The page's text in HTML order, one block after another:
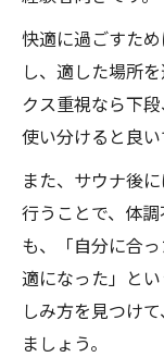
快適に過ごすた
し、適した場所
クス重視なら下
使い分けると良い
また、サウナ後
行うことで、体
も、「自分に合
適になった」と
しみ方を見つけ
ましょう。